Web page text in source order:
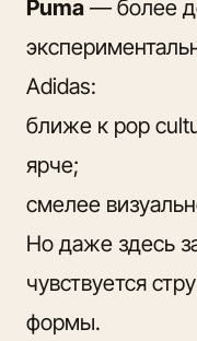
Puma — более
Adidas:
ближе к pop
ярче;
смелее
Но даже здесь
чувствуется
формы.